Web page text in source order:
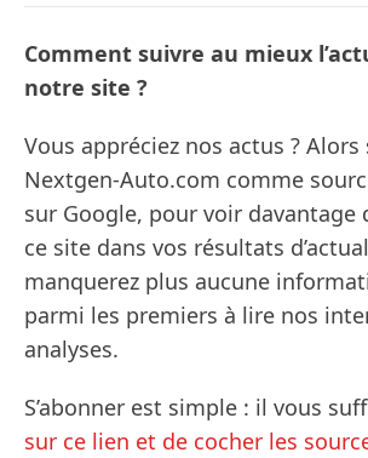
Comment suivre au mieux
notre site ?
Vous appréciez nos actus ?
Nextgen-Auto.com comme
sur Google, pour voir davantage
ce site dans vos résultats
manquerez plus aucune
parmi les premiers à lire nos
analyses.
S’abonner est simple : il vous
sur ce lien et de cocher les